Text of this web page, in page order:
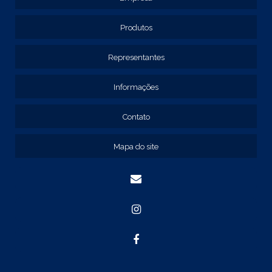
FORNECEDOR DE PAINEL ELÉTRICO
PAINEL ELÉTRICO DE BAIXA TENSÃO
QUADRO DE COMANDO 40X30X20
QUADRO DE COMANDO DE SOBREPOR
QUADRO DE COMANDO FABRICANTE
Produtos
Representantes
Informações
Contato
Mapa do site